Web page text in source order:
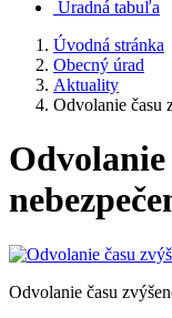
Úradná tabuľa
Úvodná stránka
Obecný úrad
Aktuality
Odvolanie času
Odvolanie
Odvolanie času